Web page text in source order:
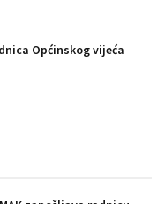
Općinskog vijeća